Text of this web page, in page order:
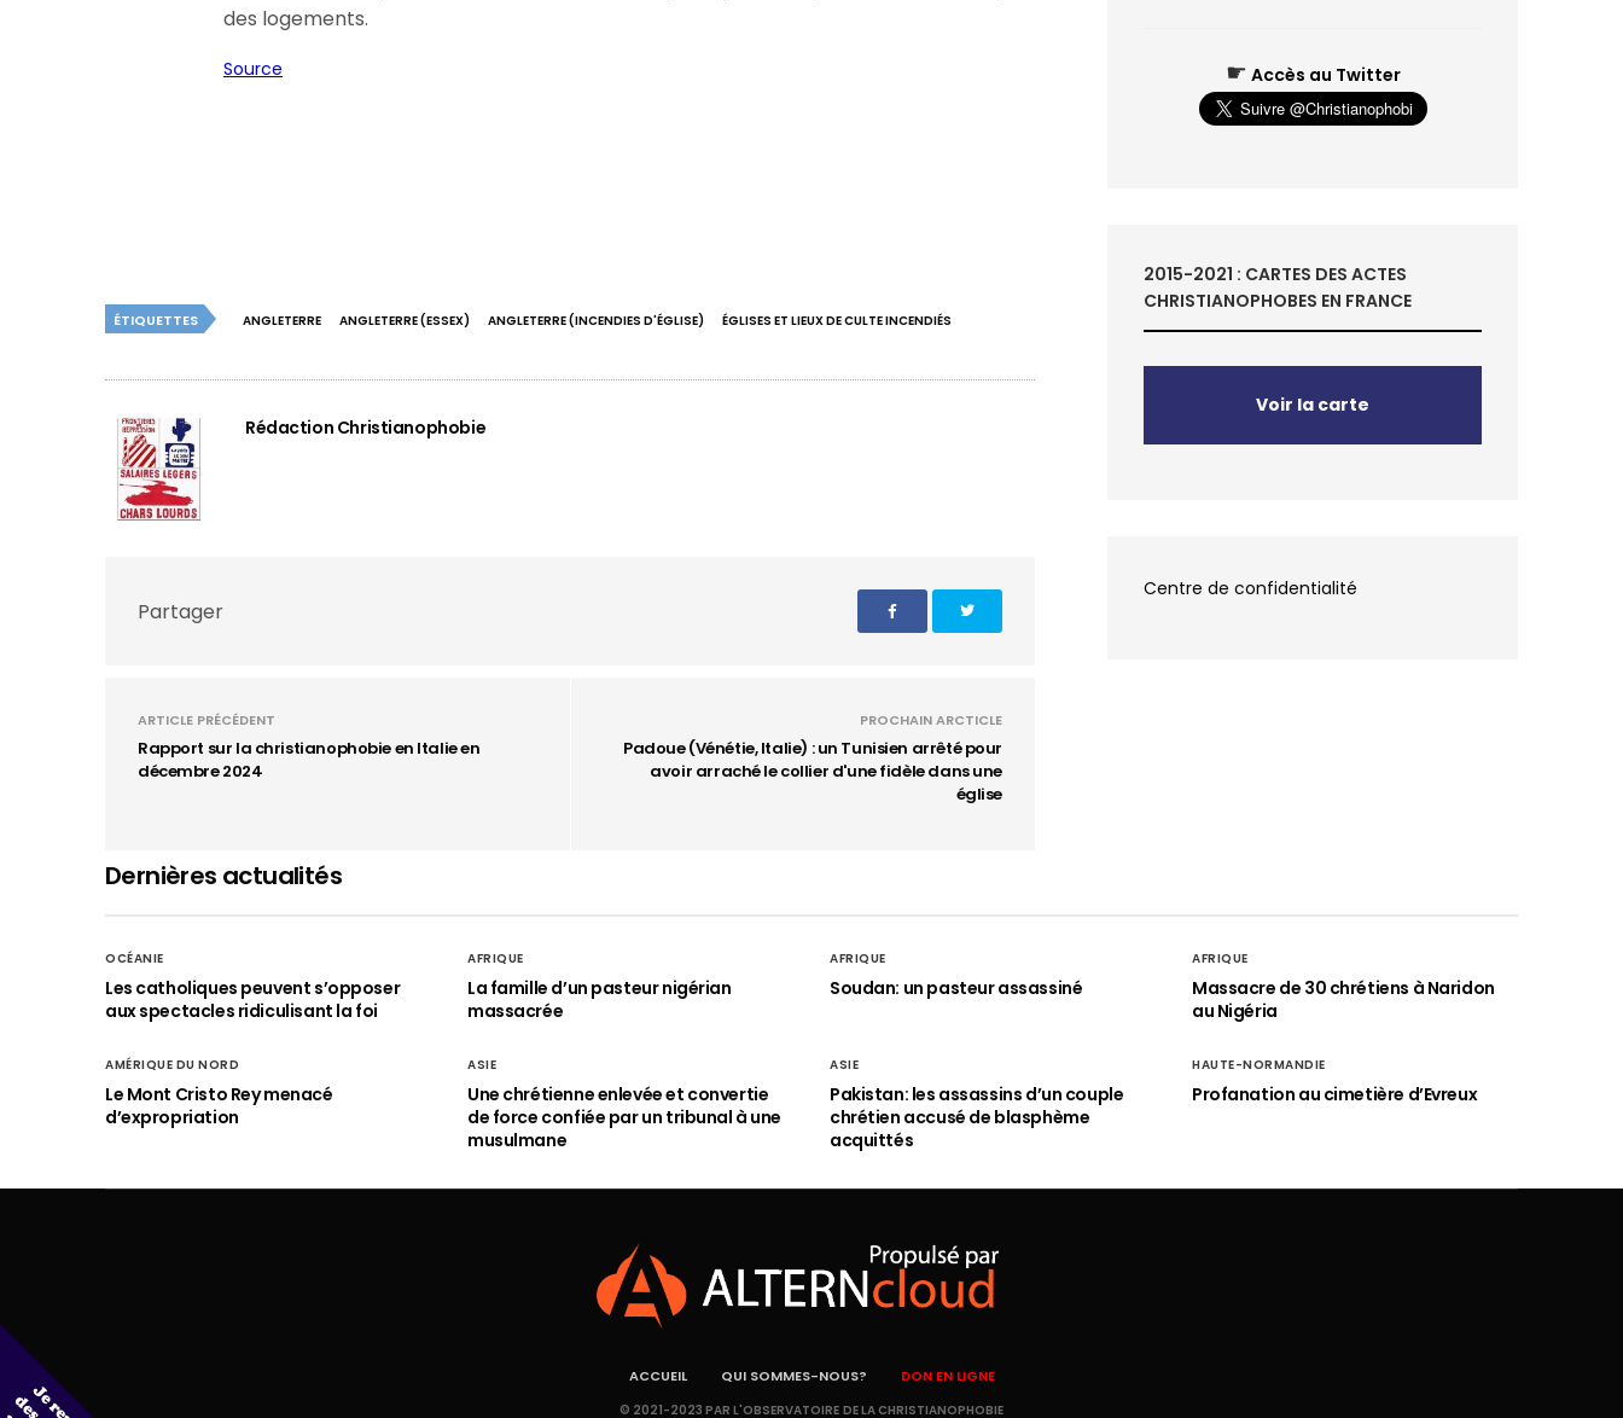
des logements.
Source
ÉTIQUETTES ANGLETERRE ANGLETERRE (ESSEX) ANGLETERRE (INCENDIES D'ÉGLISE) ÉGLISES ET LIEUX DE CULTE INCENDIÉS
Rédaction Christianophobie
Partager
ARTICLE PRÉCÉDENT
Rapport sur la christianophobie en Italie en
décembre 2024
PROCHAIN ARCTICLE
Padoue (Vénétie, Italie) : un Tunisien arrêté pour
avoir arraché le collier d'une fidèle dans une
église
☛ Accès au Twitter
2015-2021 : CARTES DES ACTES
CHRISTIANOPHOBES EN FRANCE
Voir la carte
Centre de confidentialité
Dernières actualités
OCÉANIE
Les catholiques peuvent s’opposer
aux spectacles ridiculisant la foi
AFRIQUE
La famille d’un pasteur nigérian
massacrée
AFRIQUE
Soudan: un pasteur assassiné
AFRIQUE
Massacre de 30 chrétiens à Naridon
au Nigéria
AMÉRIQUE DU NORD
Le Mont Cristo Rey menacé
d’expropriation
ASIE
Une chrétienne enlevée et convertie
de force confiée par un tribunal à une
musulmane
ASIE
Pakistan: les assassins d’un couple
chrétien accusé de blasphème
acquittés
HAUTE-NORMANDIE
Profanation au cimetière d’Evreux
ACCUEIL QUI SOMMES-NOUS? DON EN LIGNE
© 2021-2023 PAR L'OBSERVATOIRE DE LA CHRISTIANOPHOBIE